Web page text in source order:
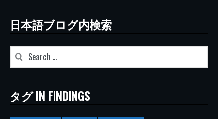
日本語ブログ内検索
タグ IN FINDINGS